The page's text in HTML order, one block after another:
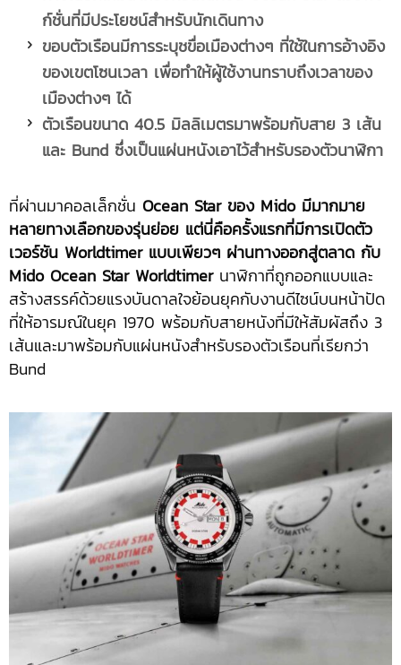
ก์ชั่นที่มีประโยชน์สำหรับนักเดินทาง
ขอบตัวเรือนมีการระบุชขื่อเมืองต่างๆ ที่ใช้ในการอ้างอิง
ของเขตโซนเวลา เพื่อทำให้ผู้ใช้งานทราบถึงเวลาของ
เมืองต่างๆ ได้
ตัวเรือนขนาด 40.5 มิลลิเมตรมาพร้อมกับสาย 3 เส้น
และ Bund ซึ่งเป็นแผ่นหนังเอาไว้สำหรับรองตัวนาฬิกา
ที่ผ่านมาคอลเล็กชั่น Ocean Star ของ Mido มีมากมาย
หลายทางเลือกของรุ่นย่อย แต่นี่คือครั้งแรกที่มีการเปิดตัว
เวอร์ชัน Worldtimer แบบเพียวๆ ผ่านทางออกสู่ตลาด กับ
Mido Ocean Star Worldtimerนาฬิกาที่ถูกออกแบบและ
สร้างสรรค์ด้วยแรงบันดาลใจย้อนยุคกับงานดีไซน์บนหน้าปัด
ที่ให้อารมณ์ในยุค 1970 พร้อมกับสายหนังที่มีให้สัมผัสถึง 3
เส้นและมาพร้อมกับแผ่นหนังสำหรับรองตัวเรือนที่เรียกว่า
Bund